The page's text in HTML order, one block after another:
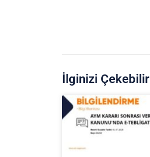
İlginizi Çekebilir